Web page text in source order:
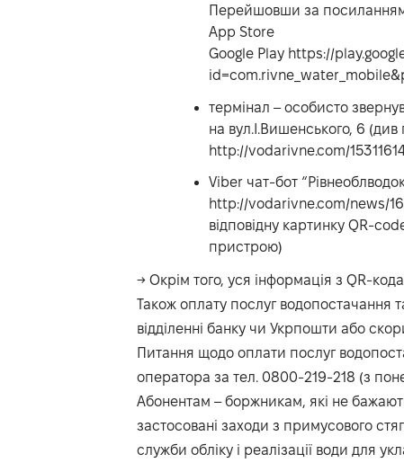
Перейшовши за
App Store
Google Play https://
термінал – особисто
на вул.І.Вишенського, 6 (див
http://vodarivne.com/
Viber чат-бот
http://vodarivne.com/news/
відповідну картинку QR-
пристрою)
→ Окрім того, уся інформація з QR-
Також оплату послуг водопостачання
відділенні банку чи Укрпошти або
Питання щодо оплати послуг
оператора за тел. 0800-219-218 (з
Абонентам – боржникам, які не
застосовані заходи з примусового
служби обліку і реалізації води для